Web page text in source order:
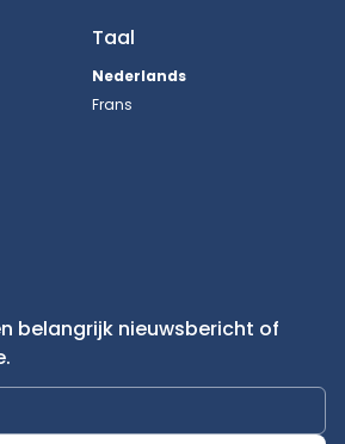
Taal
Nederlands
Frans
belangrijk nieuwsbericht of